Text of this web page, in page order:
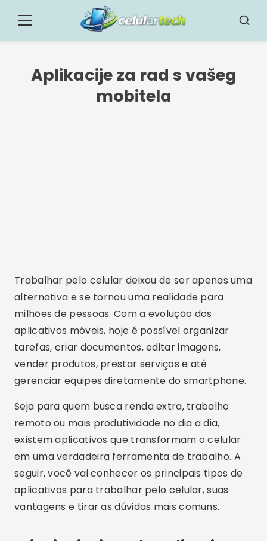
Jelovnik Traži
Aplikacije za rad s vašeg
mobitela
Trabalhar pelo celular deixou de ser apenas uma
alternativa e se tornou uma realidade para
milhões de pessoas. Com a evolução dos
aplicativos móveis, hoje é possível organizar
tarefas, criar documentos, editar imagens,
vender produtos, prestar serviços e até
gerenciar equipes diretamente do smartphone.
Seja para quem busca renda extra, trabalho
remoto ou mais produtividade no dia a dia,
existem aplicativos que transformam o celular
em uma verdadeira ferramenta de trabalho. A
seguir, você vai conhecer os principais tipos de
aplicativos para trabalhar pelo celular, suas
vantagens e tirar as dúvidas mais comuns.